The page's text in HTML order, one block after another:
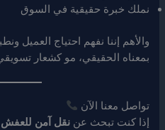
نملك خبرة حقيقية في السوق
والأهم إننا نفهم احتياج العميل
بمعناه الحقيقي، مو كشعار
تواصل معنا الآن
إذا كنت تبحث عننقل آمن للعفش